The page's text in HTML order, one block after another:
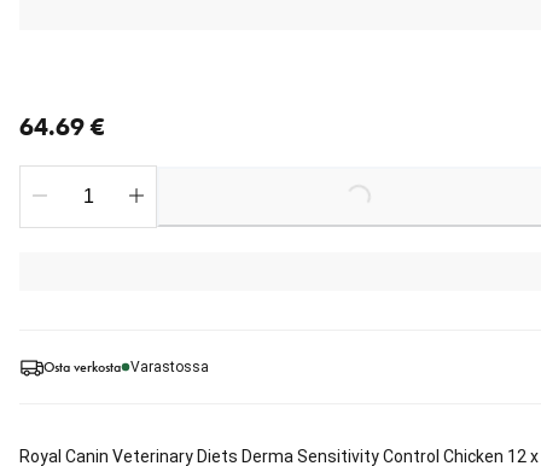
Osta verkosta Varastossa
Royal Canin Veterinary Diets Derma Sensitivity Control Chicken 12 x
64.69 €
Loading...